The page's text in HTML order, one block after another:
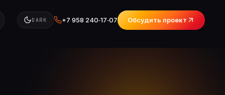
DARK +7 958 240‑17‑07 Обсудить проект